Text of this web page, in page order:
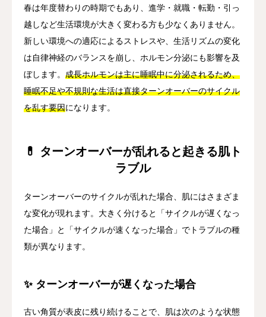
春は年度替わりの時期でもあり、進学・就職・転勤・引っ
越しなど生活環境が大きく変わる方も少なくありません。
新しい環境への適応によるストレスや、生活リズムの変化
は自律神経のバランスを崩し、ホルモン分泌にも影響を及
ぼします。 成長ホルモンは主に睡眠中に分泌されるため、
睡眠不足や不規則な生活は直接ターンオーバーのサイクル
を乱す要因になります。
💊 ターンオーバーが乱れると起きる肌ト
ラブル
ターンオーバーのサイクルが乱れた場合、肌にはさまざま
な変化が現れます。大きく分けると「サイクルが遅くなっ
た場合」と「サイクルが速くなった場合」でトラブルの種
類が異なります。
✨ ターンオーバーが遅くなった場合
古い角質が表皮に残り続けることで、肌は次のような状態